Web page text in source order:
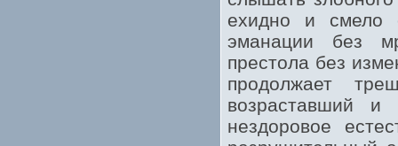
ехидно и смело
эманации без
престола без
продолжает
возраставший и
нездоровое